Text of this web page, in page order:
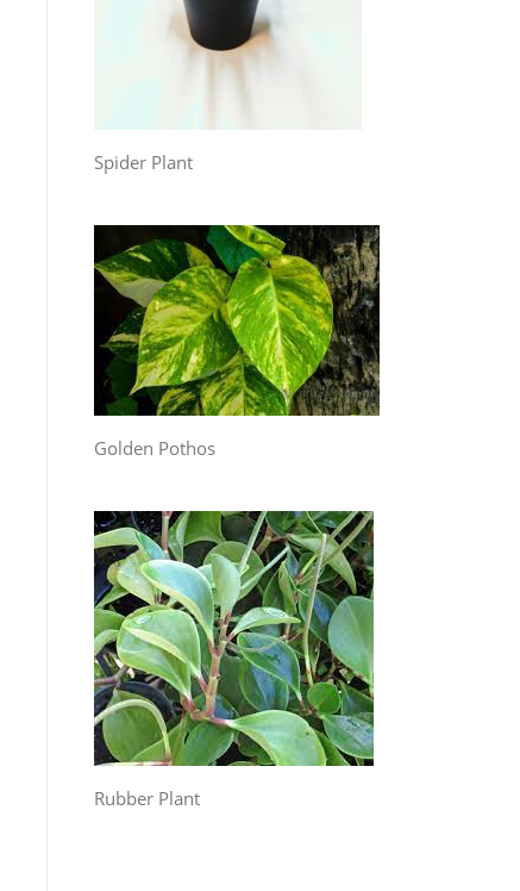
Spider Plant
Golden Pothos
Rubber Plant